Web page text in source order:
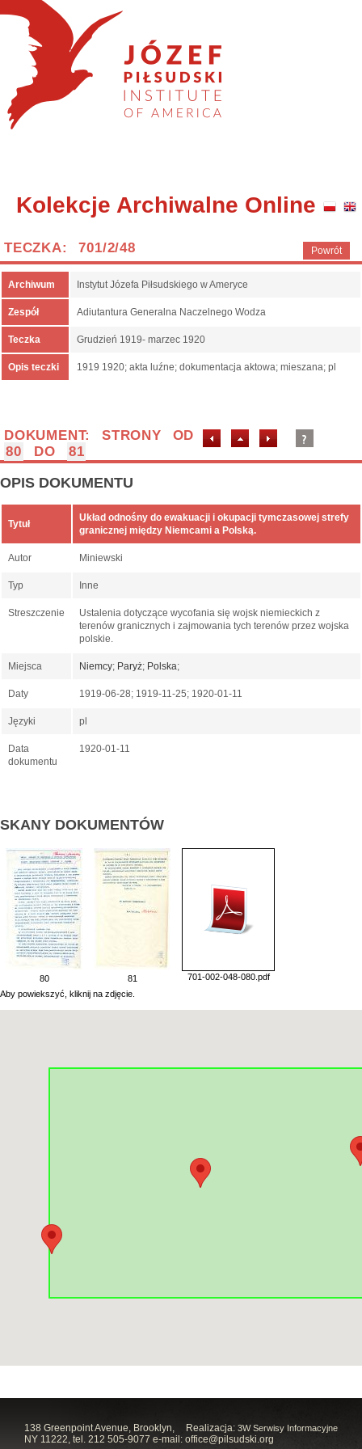
Kolekcje Archiwalne Online
Powrót
TECZKA: 701/2/48
Archiwum Instytut Józefa Piłsudskiego w Ameryce
Zespół Adiutantura Generalna Naczelnego Wodza
Teczka Grudzień 1919- marzec 1920
Opis teczki 1919 1920; akta luźne; dokumentacja aktowa; mieszana; pl
DOKUMENT: STRONY OD
80
DO 81
OPIS DOKUMENTU
Tytuł
Układ odnośny do ewakuacji i okupacji tymczasowej strefy
granicznej między Niemcami a Polską.
Autor Miniewski
Typ Inne
Streszczenie
Ustalenia dotyczące wycofania się wojsk niemieckich z
terenów granicznych i zajmowania tych terenów przez wojska
polskie.
Miejsca Niemcy; Paryż; Polska;
Daty 1919-06-28; 1919-11-25; 1920-01-11
Języki pl
Data
dokumentu
1920-01-11
SKANY DOKUMENTÓW
80 81
701-002-048-080.pdf
Aby powiekszyć, kliknij na zdjęcie.
Realizacja: 3W Serwisy Informacyjne
138 Greenpoint Avenue, Brooklyn,
NY 11222, tel. 212 505-9077 e-mail: office@pilsudski.org